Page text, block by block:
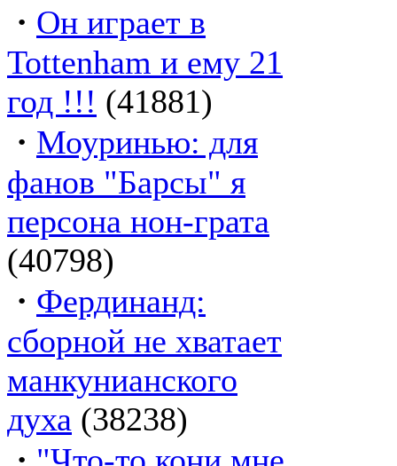
· Он играет в
Tottenham и ему 21
год !!! (41881)
· Моуринью: для
фанов "Барсы" я
персона нон-грата
(40798)
· Фердинанд:
сборной не хватает
манкунианского
духа (38238)